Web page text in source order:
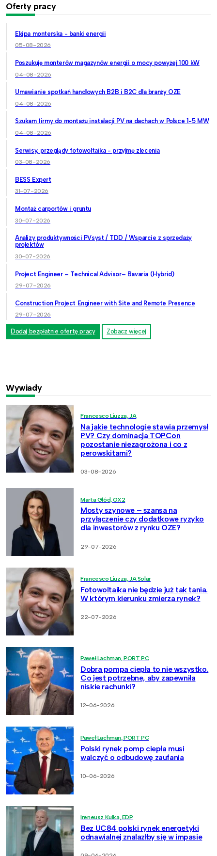
Oferty pracy
Ekipa monterska - banki energii
05-08-2026
Poszukuję monterów magazynów energii o mocy powyżej 100 kW
04-08-2026
Umawianie spotkań handlowych B2B i B2C dla branży OZE
04-08-2026
Szukam firmy do montażu instalacji PV na dachach w Polsce 1-5 MW
04-08-2026
Serwisy, przeglądy fotowoltaika - przyjmę zlecenia
03-08-2026
BESS Expert
31-07-2026
Montaż carportów i gruntu
30-07-2026
Analizy produktywności PVsyst / TDD / Wsparcie z sprzedaży
projektów
30-07-2026
Project Engineer – Technical Advisor– Bavaria (Hybrid)
29-07-2026
Construction Project Engineer with Site and Remote Presence
29-07-2026
Dodaj bezpłatnie ofertę pracy Zobacz więcej
Wywiady
Francesco Liuzza, JA
Na jakie technologie stawia przemysł
PV? Czy dominacja TOPCon
pozostanie niezagrożona i co z
perowskitami?
03-08-2026
Marta Głód, OX2
Mosty szynowe – szansa na
przyłączenie czy dodatkowe ryzyko
dla inwestorów z rynku OZE?
29-07-2026
Francesco Liuzza, JA Solar
Fotowoltaika nie będzie już tak tania.
W którym kierunku zmierza rynek?
22-07-2026
Paweł Lachman, PORT PC
Dobra pompa ciepła to nie wszystko.
Co jest potrzebne, aby zapewniła
niskie rachunki?
12-06-2026
Paweł Lachman, PORT PC
Polski rynek pomp ciepła musi
walczyć o odbudowę zaufania
10-06-2026
Ireneusz Kulka, EDP
Bez UC84 polski rynek energetyki
odnawialnej znalazłby się w impasie